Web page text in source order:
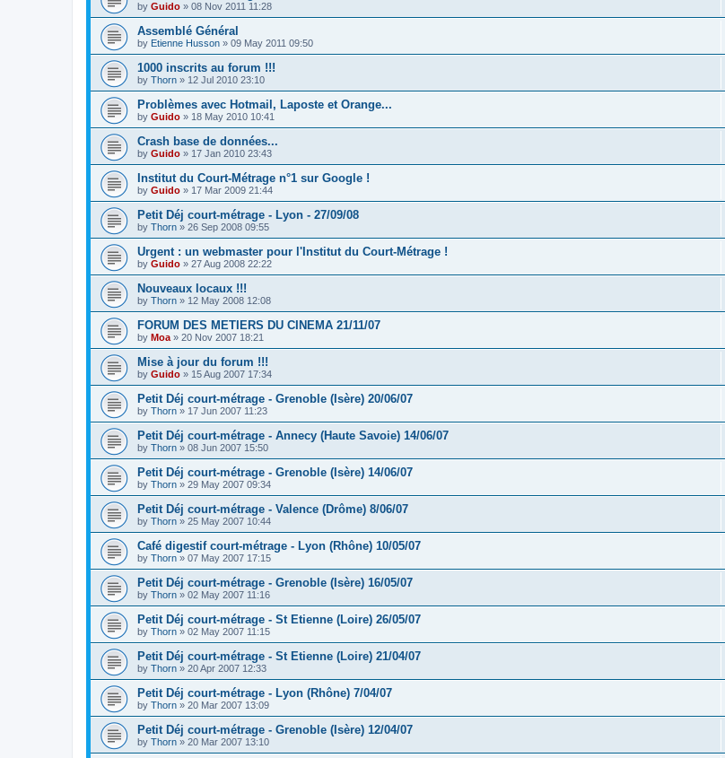
by Guido » 08 Nov 2011 11:28
Assemblé Général
by Etienne Husson » 09 May 2011 09:50
1000 inscrits au forum !!!
by Thorn » 12 Jul 2010 23:10
Problèmes avec Hotmail, Laposte et Orange...
by Guido » 18 May 2010 10:41
Crash base de données...
by Guido » 17 Jan 2010 23:43
Institut du Court-Métrage n°1 sur Google !
by Guido » 17 Mar 2009 21:44
Petit Déj court-métrage - Lyon - 27/09/08
by Thorn » 26 Sep 2008 09:55
Urgent : un webmaster pour l'Institut du Court-Métrage !
by Guido » 27 Aug 2008 22:22
Nouveaux locaux !!!
by Thorn » 12 May 2008 12:08
FORUM DES METIERS DU CINEMA 21/11/07
by Moa » 20 Nov 2007 18:21
Mise à jour du forum !!!
by Guido » 15 Aug 2007 17:34
Petit Déj court-métrage - Grenoble (Isère) 20/06/07
by Thorn » 17 Jun 2007 11:23
Petit Déj court-métrage - Annecy (Haute Savoie) 14/06/07
by Thorn » 08 Jun 2007 15:50
Petit Déj court-métrage - Grenoble (Isère) 14/06/07
by Thorn » 29 May 2007 09:34
Petit Déj court-métrage - Valence (Drôme) 8/06/07
by Thorn » 25 May 2007 10:44
Café digestif court-métrage - Lyon (Rhône) 10/05/07
by Thorn » 07 May 2007 17:15
Petit Déj court-métrage - Grenoble (Isère) 16/05/07
by Thorn » 02 May 2007 11:16
Petit Déj court-métrage - St Etienne (Loire) 26/05/07
by Thorn » 02 May 2007 11:15
Petit Déj court-métrage - St Etienne (Loire) 21/04/07
by Thorn » 20 Apr 2007 12:33
Petit Déj court-métrage - Lyon (Rhône) 7/04/07
by Thorn » 20 Mar 2007 13:09
Petit Déj court-métrage - Grenoble (Isère) 12/04/07
by Thorn » 20 Mar 2007 13:10